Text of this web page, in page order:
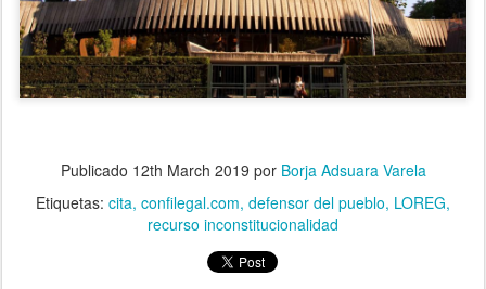
Publicado 12th March 2019 por Borja Adsuara Varela
Etiquetas: cita confilegal.com defensor del pueblo LOREG
recurso inconstitucionalidad